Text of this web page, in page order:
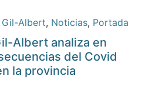
Gil-Albert, Noticias, Portada
Albert analiza en
del Covid
la provincia